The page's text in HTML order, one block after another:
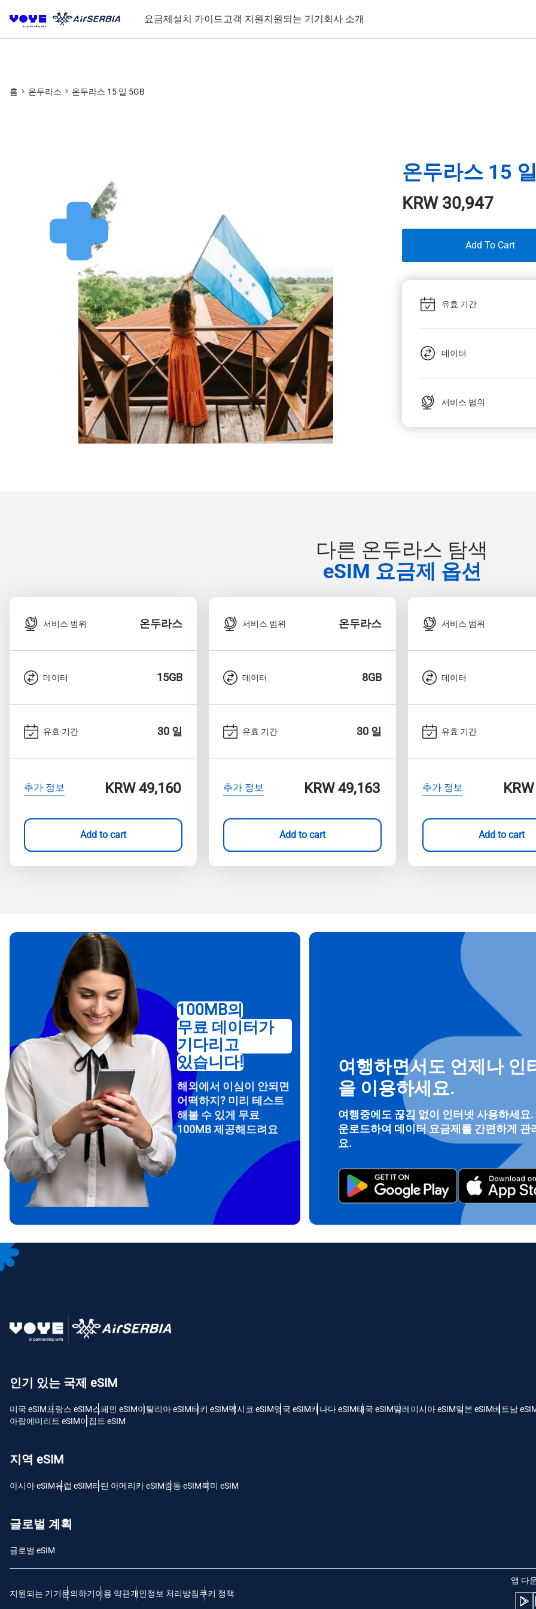
요금제설치 가이드고객 지원지원되는 기기회사 소개
홈 온두라스 온두라스 15 일 5GB
온두라스 15
KRW30,947
Add To Cart
유효 기간
데이터
서비스 범위
다른 온두라스 탐색
eSIM 요금제 옵션
서비스 범위 온두라스
데이터 15GB
유효 기간 30 일
추가 정보 KRW 49,160
Add to cart
서비스 범위 온두라스
데이터 8GB
유효 기간 30 일
추가 정보 KRW 49,163
Add to cart
서비스 범위
데이터
유효 기간
추가 정보
Add to cart
How do I get my eSim?
To get your eSIM, start by checking if your device supports eSIM
Then, contact your mobile carrier to request an eSIM activation. They
provide you with a QR code or activation details that you can scan or
in your device settings. Once activated, you can enjoy the benefits of
without needing a physical SIM card!
100MB의
무료 데이터가
기다리고
있습니다!
해외에서 이심이 안되면
어떡하지? 미리 테스트
해볼 수 있게 무료
100MB 제공해드려요
여행하면서도 언제나 인
을 이용하세요.
여행중에도 끊김 없이 인터넷 사용하세요
운로드하여 데이터 요금제를 간편하게 관
요.
인기 있는 국제 eSIM
미국 eSIM프랑스 eSIM스페인 eSIM이탈리아 eSIM터키 eSIM멕시코 eSIM영국 eSIM캐나다 eSIM태국 eSIM말레이시아 eSIM일본 eSIM베트남
아랍에미리트 eSIM이집트 eSIM
지역 eSIM
아시아 eSIM유럽 ​​eSIM라틴 아메리카 eSIM중동 eSIM북미 eSIM
글로벌 계획
글로벌 eSIM
지원되는 기기문의하기이용 약관개인정보 처리방침쿠키 정책
앱 다
로그인 또는 회원가입
이메일